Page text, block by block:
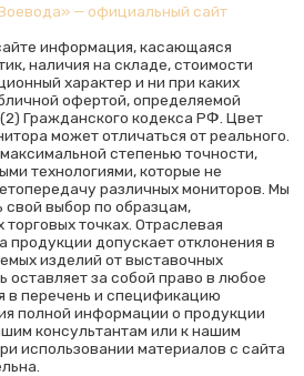
— официальный сайт
информация, касающаяся
наличия на складе, стоимости
характер и ни при каких
офертой, определяемой
Гражданского кодекса РФ. Цвет
может отличаться от реального.
степенью точности,
технологиями, которые не
различных мониторов. Мы
выбор по образцам,
точках. Отраслевая
продукции допускает отклонения в
изделий от выставочных
оставляет за собой право в любое
в перечень и спецификацию
полной информации о продукции
консультантам или к нашим
использовании материалов с сайта